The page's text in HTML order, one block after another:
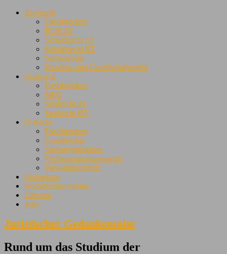
Zivilrecht
Eselsbrücken
BGB AT
Schuldrecht AT
Schuldrecht BT
Sachenrecht
Handels- und Gesellschaftsrecht
Strafrecht
Eselsbrücken
StPO
Strafrecht AT
Strafrecht BT
Ö-Recht
Eselsbrücken
Grundrechte
Staatsorganisation
Verfassungsprozessrecht
Verwaltungsrecht
Onlinekurs
Kommentare mieten
Literatur
Jobs
Juristischer Gedankensalat
Rund um das Studium der